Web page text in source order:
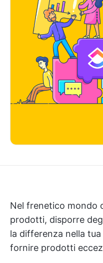
Nel frenetico mondo
prodotti, disporre
la differenza nella
fornire prodotti